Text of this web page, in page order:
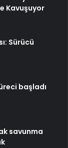
Kavuşuyor
Sürücü
başladı
savunma